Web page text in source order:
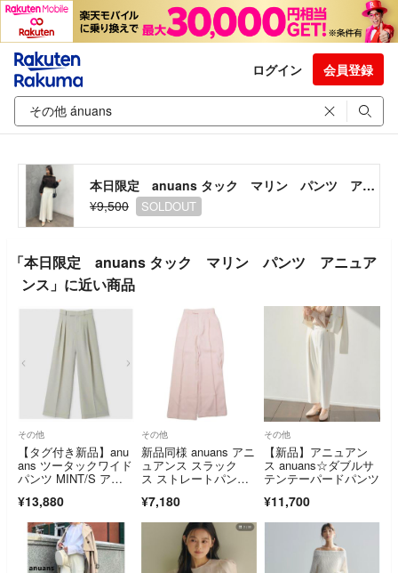
ログイン 会員登録
本日限定 anuans タック マリン パンツ アニュアンス
¥9,500
SOLDOUT
「本日限定 anuans タック マリン パンツ アニュア
ンス」に近い商品
その他
【タグ付き新品】anu
ans ツータックワイド
パンツ MINT/S アニ
¥13,880
その他
新品同様 anuans アニ
ュアンス スラック
ス ストレートパン
ク センタープレ
ス S ピンク レディー
ス 古着 中古 USED
¥7,180
その他
【新品】アニュアン
ス anuans☆ダブルサ
テンテーパードパンツ
¥11,700